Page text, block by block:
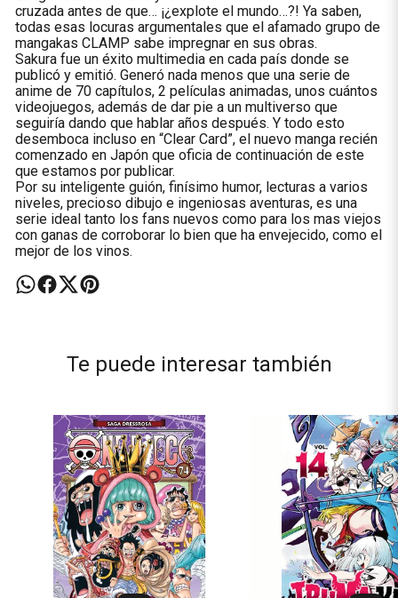
cruzada antes de que… ¡¿explote el mundo…?! Ya saben,
todas esas locuras argumentales que el afamado grupo de
mangakas CLAMP sabe impregnar en sus obras.
Sakura fue un éxito multimedia en cada país donde se
publicó y emitió. Generó nada menos que una serie de
anime de 70 capítulos, 2 películas animadas, unos cuántos
videojuegos, además de dar pie a un multiverso que
seguiría dando que hablar años después. Y todo esto
desemboca incluso en “Clear Card”, el nuevo manga recién
comenzado en Japón que oficia de continuación de este
que estamos por publicar.
Por su inteligente guión, finísimo humor, lecturas a varios
niveles, precioso dibujo e ingeniosas aventuras, es una
serie ideal tanto los fans nuevos como para los mas viejos
con ganas de corroborar lo bien que ha envejecido, como el
mejor de los vinos.
Te puede interesar también